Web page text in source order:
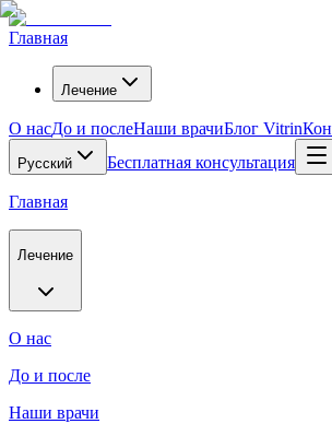
Главная
Лечение
О насДо и послеНаши врачиБлог Vitrin
Русский Бесплатная консультация
Главная
Лечение
О нас
До и после
Наши врачи